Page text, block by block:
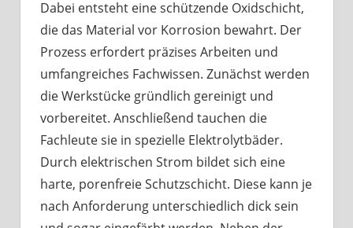
Dabei entsteht eine schützende Oxidschicht,
die das Material vor Korrosion bewahrt. Der
Prozess erfordert präzises Arbeiten und
umfangreiches Fachwissen. Zunächst werden
die Werkstücke gründlich gereinigt und
vorbereitet. Anschließend tauchen die
Fachleute sie in spezielle Elektrolytbäder.
Durch elektrischen Strom bildet sich eine
harte, porenfreie Schutzschicht. Diese kann je
nach Anforderung unterschiedlich dick sein